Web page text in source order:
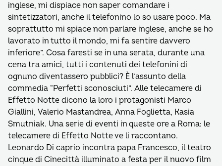
inglese, mi dispiace non saper comandare i
sintetizzatori, anche il telefonino lo so usare poco. Ma
soprattutto mi spiace non parlare inglese, anche se ho
lavorato in tutto il mondo, mi fa sentire davvero
inferiore”. Cosa faresti se in una serata, durante una
cena tra amici, tutti i contenuti dei telefonini di
ognuno diventassero pubblici? È l’assunto della
commedia “Perfetti sconosciuti”. Alle telecamere di
Effetto Notte dicono la loro i protagonisti Marco
Giallini, Valerio Mastandrea, Anna Foglietta, Kasia
Smutniak. Una serie di eventi in queste ore a Roma: le
telecamere di Effetto Notte ve li raccontano.
Leonardo Di caprio incontra papa Francesco, il teatro
cinque di Cinecittà illuminato a festa per il nuovo film